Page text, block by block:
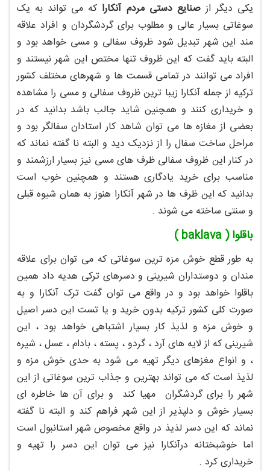
یکی دیگر ازصنایع دستی مردم آنکارا که می تواند به یک
سوغاتی بسیار عالی و مطلوب برای گردشگردان و افراد علاقه
مند این شهر تبدیل شود ظروف سفالی و مسی خواهد بود و
البته باید گفت که این ظروف تنها مختص این شهر نیستند و
افراد می توانند در تمامی قسمت ها و شهرهای مختلف کشور
ترکیه از جمله آنکارا زیبا ترین ظروف سفالی و مسی را مشاهده
و خریداری کنند و همچنین شاید جالب باشد بدانید که در
بعضی از مغازه ها می توان شاهد کار استادان سفالگر بود و
مراحل ساخت سفال را از نزدیک دید و البته نا گفته نماند که
در کنار این ظروف سفالی ظرف های مسی نیز بسیار ارزشمند و
مناسب برای خرید یادگاری هستند و همچنین خوب است
بدانید که این ظرف ها در شهر آنکارا هنوز به همان شیوه قبلی
و سنتی ساخته می شوند .
باقلوا ( baklava )
به طور قطع خوش مزه ترین سوغاتی که می توان برای علاقه
مندان و دوستداران شیرینی و دسرهای ترکی هدیه داد همین
باقلوا خواهد بود و در واقع می توان گفت ترک آنکارا و به
صورت کلی کشور ترکیه بدون خرید و یا تست این دسر اصیل
و خوش مزه و لذیذ کار بسیار اشتباهی خواهد بود ، این
شیرینی که از لایه های آرد ، گردو ، پسته ، بادام ، عسل ، شیره
، و انواع مغزهای دیگر تهیه می شود به حدی خوش مزه و
لذیذ است که می تواند بهترین و جذاب ترین سوغاتی از این
شهر را برای گردشگران مهیا کند و برای آن ها خاطره ای
بسیار خوش و دلپذیر از این شهر فراهم کند و البته نا گفته
نماند که این دسر لذیذ در واقع مخصوص شهر استانبول است
اما خوشبختانه درآنکارا نیز می توان این دسر را تهیه و
خریداری کرد .